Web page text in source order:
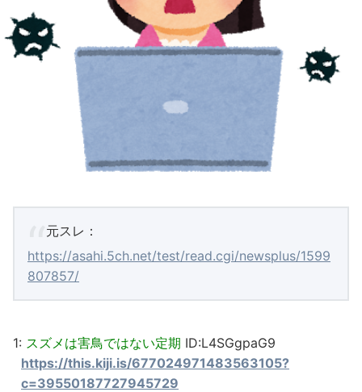
元スレ：
https://asahi.5ch.net/test/read.cgi/newsplus/1599
807857/
1: スズメは害鳥ではない定期 ID:L4SGgpaG9
https://this.kiji.is/677024971483563105?
c=39550187727945729